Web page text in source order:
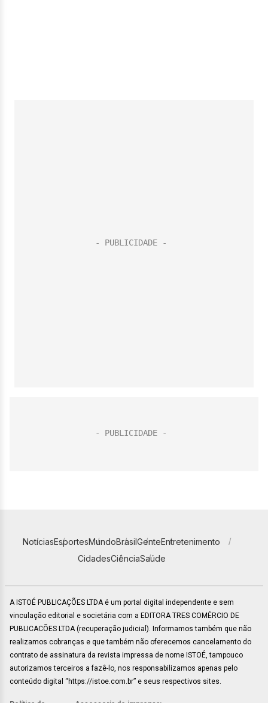
NotíciasEsportesMundoBrasilGenteEntretenimento
CidadesCiênciaSaúde
A ISTOÉ PUBLICAÇÕES LTDA é um portal digital independente e sem
vinculação editorial e societária com a EDITORA TRES COMÉRCIO DE
PUBLICACÕES LTDA (recuperação judicial). Informamos também que não
realizamos cobranças e que também não oferecemos cancelamento do
contrato de assinatura da revista impressa de nome ISTOÉ, tampouco
autorizamos terceiros a fazê-lo, nos responsabilizamos apenas pelo
conteúdo digital “https://istoe.com.br” e seus respectivos sites.